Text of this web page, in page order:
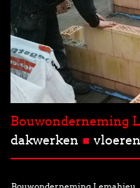
Bouwonderneming
dakwerken
vloeren